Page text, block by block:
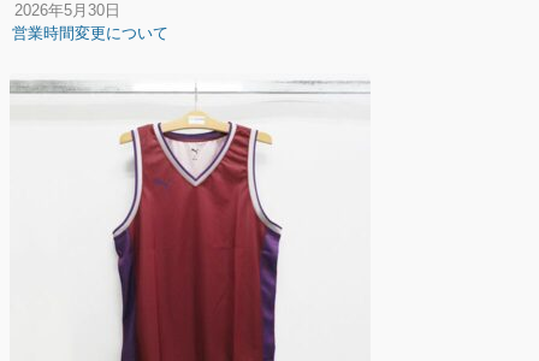
2026年5月30日
営業時間変更について
納期遅延について
2025年12月11日
年末年始の休業期間について